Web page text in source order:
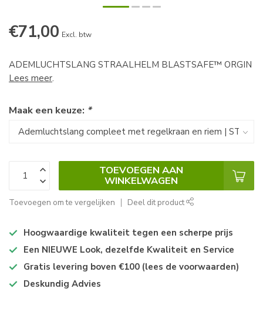
€71,00 Excl. btw
ADEMLUCHTSLANG STRAALHELM BLASTSAFE™ ORGIN
Lees meer.
Maak een keuze: *
TOEVOEGEN AAN
WINKELWAGEN
Toevoegen om te vergelijken Deel dit product
Hoogwaardige kwaliteit tegen een scherpe prijs
Een NIEUWE Look, dezelfde Kwaliteit en Service
Gratis levering boven €100 (lees de voorwaarden)
Deskundig Advies